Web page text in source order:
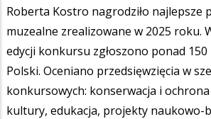
Roberta Kostro nagrodziło najlepsze
muzealne zrealizowane w 2025 roku.
edycji konkursu zgłoszono ponad 150
Polski. Oceniano przedsięwzięcia w
konkursowych: konserwacja i
kultury, edukacja, projekty naukowo-